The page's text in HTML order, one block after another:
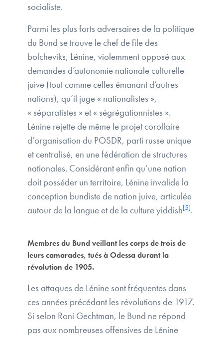
socialiste.
Parmi les plus forts adversaires de la politique
du Bund se trouve le chef de file des
bolcheviks, Lénine, violemment opposé aux
demandes d’autonomie nationale culturelle
juive (tout comme celles émanant d’autres
nations), qu’il juge « nationalistes »,
« séparatistes » et « ségrégationnistes ».
Lénine rejette de même le projet corollaire
d’organisation du POSDR, parti russe unique
et centralisé, en une fédération de structures
nationales. Considérant enfin qu’une nation
doit posséder un territoire, Lénine invalide la
conception bundiste de nation juive, articulée
autour de la langue et de la culture yiddish[5].
Membres du Bund veillant les corps de trois de
leurs camarades, tués à Odessa durant la
révolution de 1905.
Les attaques de Lénine sont fréquentes dans
ces années précédant les révolutions de 1917.
Si selon Roni Gechtman, le Bund ne répond
pas aux nombreuses offensives de Lénine